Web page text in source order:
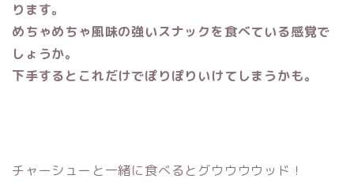
ります。
めちゃめちゃ風味の強いスナックを食べている感覚で
しょうか。
下手するとこれだけでぽりぽりいけてしまうかも。
チャーシューと一緒に食べるとグウウウウッド！